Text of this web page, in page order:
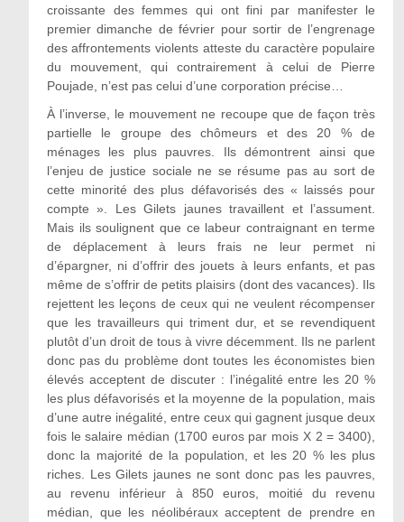
croissante des femmes qui ont fini par manifester le
premier dimanche de février pour sortir de l’engrenage
des affrontements violents atteste du caractère populaire
du mouvement, qui contrairement à celui de Pierre
Poujade, n’est pas celui d’une corporation précise…
À l’inverse, le mouvement ne recoupe que de façon très
partielle le groupe des chômeurs et des 20 % de
ménages les plus pauvres. Ils démontrent ainsi que
l’enjeu de justice sociale ne se résume pas au sort de
cette minorité des plus défavorisés des « laissés pour
compte ». Les Gilets jaunes travaillent et l’assument.
Mais ils soulignent que ce labeur contraignant en terme
de déplacement à leurs frais ne leur permet ni
d’épargner, ni d’offrir des jouets à leurs enfants, et pas
même de s’offrir de petits plaisirs (dont des vacances). Ils
rejettent les leçons de ceux qui ne veulent récompenser
que les travailleurs qui triment dur, et se revendiquent
plutôt d’un droit de tous à vivre décemment. Ils ne parlent
donc pas du problème dont toutes les économistes bien
élevés acceptent de discuter : l’inégalité entre les 20 %
les plus défavorisés et la moyenne de la population, mais
d’une autre inégalité, entre ceux qui gagnent jusque deux
fois le salaire médian (1700 euros par mois X 2 = 3400),
donc la majorité de la population, et les 20 % les plus
riches. Les Gilets jaunes ne sont donc pas les pauvres,
au revenu inférieur à 850 euros, moitié du revenu
médian, que les néolibéraux acceptent de prendre en